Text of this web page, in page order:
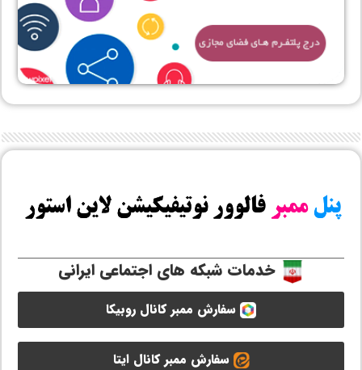
خدمات شبکه های اجتماعی ایرانی
سفارش ممبر کانال روبیکا
سفارش ممبر کانال ایتا